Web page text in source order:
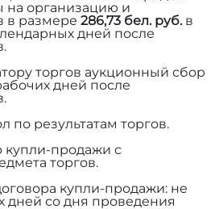
на организацию и
в размере 286,73 бел. руб.в
дней после
торгов аукционный сбор
дней после
по результатам торгов.
купли-продажи с
торгов.
купли-продажи: не
дней со дня проведения